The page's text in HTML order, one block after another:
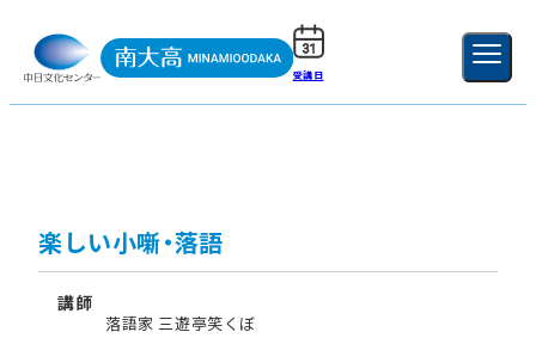
受講日 新規登録
楽しい小噺・落語
講師
落語家 三遊亭笑くぼ